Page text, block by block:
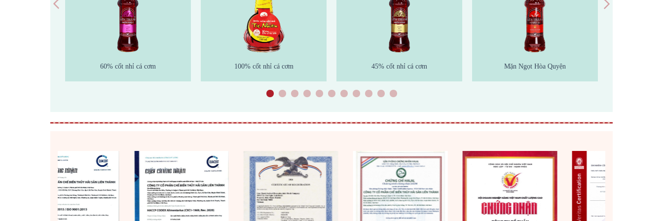
60% cốt nhỉ cá cơm 100% cốt nhỉ cá cơm 45% cốt nhỉ cá cơm Mặn Ngọt Hòa Quyện
1 2 3 4 5 6 7 8 9
1
1